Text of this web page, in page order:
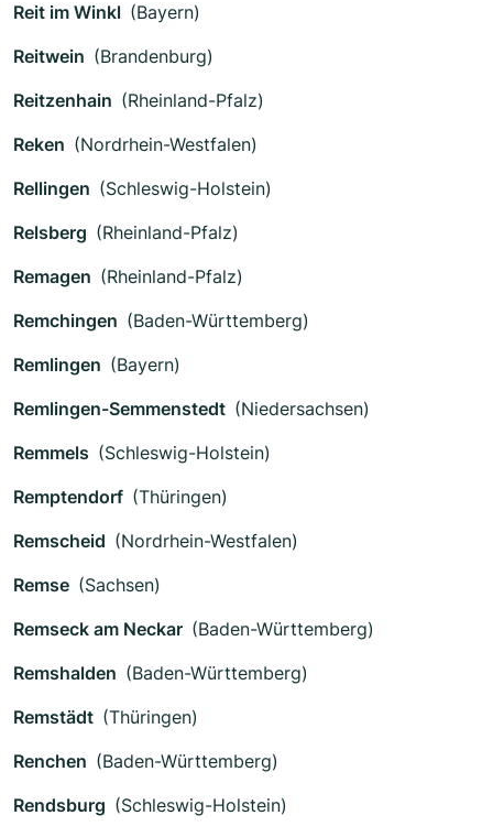
Reit im Winkl (Bayern)
Reitwein (Brandenburg)
Reitzenhain (Rheinland-Pfalz)
Reken (Nordrhein-Westfalen)
Rellingen (Schleswig-Holstein)
Relsberg (Rheinland-Pfalz)
Remagen (Rheinland-Pfalz)
Remchingen (Baden-Württemberg)
Remlingen (Bayern)
Remlingen-Semmenstedt (Niedersachsen)
Remmels (Schleswig-Holstein)
Remptendorf (Thüringen)
Remscheid (Nordrhein-Westfalen)
Remse (Sachsen)
Remseck am Neckar (Baden-Württemberg)
Remshalden (Baden-Württemberg)
Remstädt (Thüringen)
Renchen (Baden-Württemberg)
Rendsburg (Schleswig-Holstein)